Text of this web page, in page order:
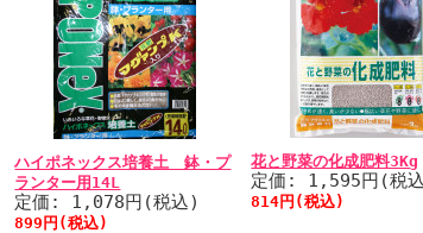
ハイポネックス培養土 鉢・プ
ランター用14L
定価: 1,078円(税込)
899円(税込)
花と野菜の化成肥料3Kg
定価: 1,595円(税
814円(税込)